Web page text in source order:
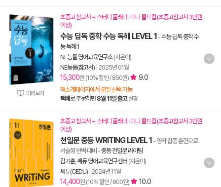
미리보기
초중고 참고서 + 스터디 플래너 · 미니 콜드컵 (초중고참고서 3만원
이상)
수능 딥독 중학 수능 독해 LEVEL 1 -수능 딥독 중학 수
능 독해 1
NE능률 영어교육연구소(지은이)
NE능률(참고서) 2025년 01월
15,300원 (10% 할인 / 850원) 9.0
책소개페이지에서 분철 선택 가능
택배로 주문하면 8월 11일 출고 변경
초중고 참고서 + 스터디 플래너 · 미니 콜드컵 (초중고참고서 3만원
이상)
천일문 중등 WRITING LEVEL 1 - 영작 집중 훈련으로
서술형 완벽 대비 -중등 천일문 라이팅
김기훈, 쎄듀 영어교육연구센터 (지은이)
쎄듀(CEDU) 2024년 11월
14,400원 (10% 할인 / 800원) 10.0